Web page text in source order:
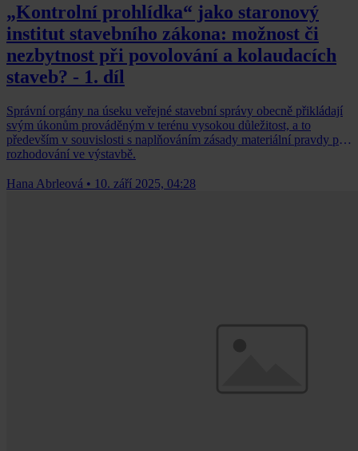
„Kontrolní prohlídka“ jako staronový
institut stavebního zákona: možnost či
nezbytnost při povolování a kolaudacích
staveb? - 1. díl
Správní orgány na úseku veřejné stavební správy obecně přikládají
svým úkonům prováděným v terénu vysokou důležitost, a to
především v souvislosti s naplňováním zásady materiální pravdy při
rozhodování ve výstavbě.
Hana Abrleová • 10. září 2025, 04:28